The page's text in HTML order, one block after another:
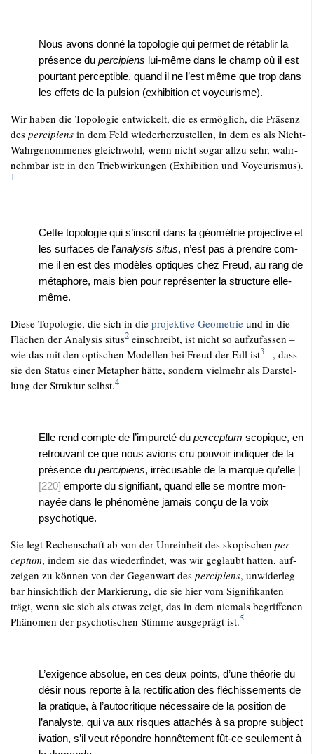
Nous avons don­né la topo­lo­gie qui per­met de réta­b­lir la
pré­sence du per­ci­pi­ens lui-même dans le champ où il est
pour­tant per­cep­ti­ble, quand il ne l’est même que trop dans
les effets de la pul­si­on (exhi­bi­ti­on et voyeurisme).
Wir haben die Topo­lo­gie ent­wi­ckelt, die es ermög­lich, die Prä­senz
des per­ci­pi­ens in dem Feld wie­der­her­zu­stel­len, in dem es als Nicht-
Wahr­ge­nom­me­nes gleich­wohl, wenn nicht sogar all­zu sehr, wahr­
nehm­bar ist: in den Trieb­wir­kun­gen (Exhi­bi­ti­on und Voy­eu­ris­mus).
1
Cet­te topo­lo­gie qui s’inscrit dans la géo­mé­trie pro­jec­ti­ve et
les sur­faces de l’ana­ly­sis situs, n’est pas à prend­re com­
me il en est des modè­les opti­ques chez Freud, au rang de
méta­pho­re, mais bien pour repré­sen­ter la struc­tu­re elle-
même.
Die­se Topo­lo­gie, die sich in die pro­jek­ti­ve Geo­me­trieund in die
Flä­chen der Ana­ly­sis situs2ein­schreibt, ist nicht so auf­zu­fas­sen –
wie das mit den opti­schen Model­len bei Freud der Fall ist3–, dass
sie den Sta­tus einer Meta­pher hät­te, son­dern viel­mehr als Dar­stel­
lung der Struk­tur selbst.4
Elle rend comp­te de l’impureté du per­cep­tum sco­pi­que, en
retrou­vant ce que nous avi­ons cru pou­voir indi­quer de la
pré­sence du perci­pi­ens, irré­cusable de la mar­que qu’elle |
[220] empor­te du signi­fi­ant, quand elle se mont­re mon­
nayée dans le phé­nomè­ne jamais con­çu de la voix
psychotique.
Sie legt Rechen­schaft ab von der Unrein­heit des sko­pi­schen per­
cep­tum, indem sie das wie­der­fin­det, was wir geglaubt hat­ten, auf­
zei­gen zu kön­nen von der Gegen­wart des per­ci­pi­ens, unwi­der­leg­
bar hin­sicht­lich der Mar­kie­rung, die sie hier vom Signi­fi­kan­ten
trägt, wenn sie sich als etwas zeigt, das in dem nie­mals begrif­fe­nen
Phä­no­men der psy­cho­ti­schen Stim­me aus­ge­prägt ist.5
L’exigence abso­lue, en ces deux points, d’une thé­o­rie du
désir nous repor­te à la rec­ti­fi­ca­ti­on des flé­chis­se­ments de
la pra­tique, à l’autocritique néces­saire de la posi­ti­on de
l’analyste, qui va aux ris­ques atta­chés à sa pro­pre sub­jec­t
i­va­ti­on, s’il veut répond­re hon­nête­ment fût-ce seu­le­ment à